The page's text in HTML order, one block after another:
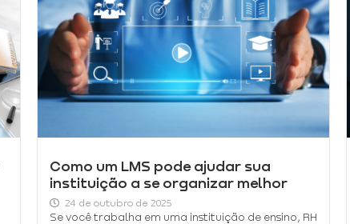
Como um LMS pode ajudar sua
instituição a se organizar melhor
24 de outubro de 2025
Se você trabalha em uma instituição de ensino, RH